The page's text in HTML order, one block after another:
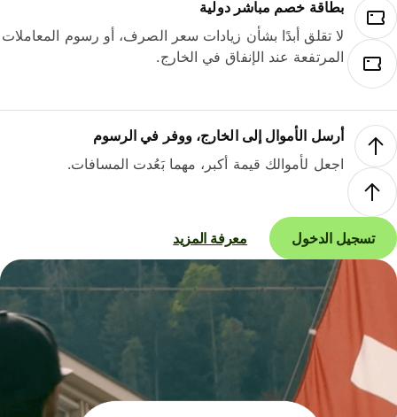
بطاقة خصم مباشر دولية
لا تقلق أبدًا بشأن زيادات سعر الصرف، أو رسوم المعاملات
المرتفعة عند الإنفاق في الخارج.
أرسل الأموال إلى الخارج، ووفر في الرسوم
اجعل لأموالك قيمة أكبر، مهما بَعُدت المسافات.
تسجيل الدخول معرفة المزيد